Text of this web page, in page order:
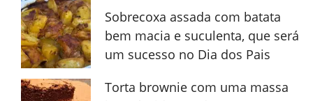
Sobrecoxa assada com batata
bem macia e suculenta, que será
um sucesso no Dia dos Pais
Torta brownie com uma massa